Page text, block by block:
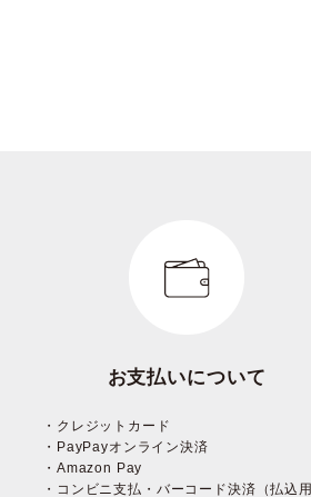
お支払いについて
・クレジットカード
・PayPayオンライン決済
・Amazon Pay
・コンビニ支払・バーコード決済（払込用